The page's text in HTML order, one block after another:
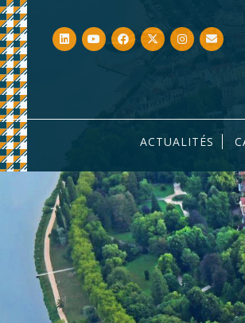
ACTUALITÉS